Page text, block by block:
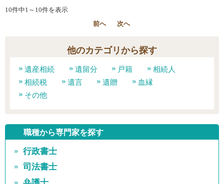
10件中1～10件を表示
前へ 次へ
他のカテゴリから探す
遺産相続 遺留分 戸籍
相続人
相続税
遺言 遺贈
血縁
その他
職種から専門家を探す
行政書士
司法書士